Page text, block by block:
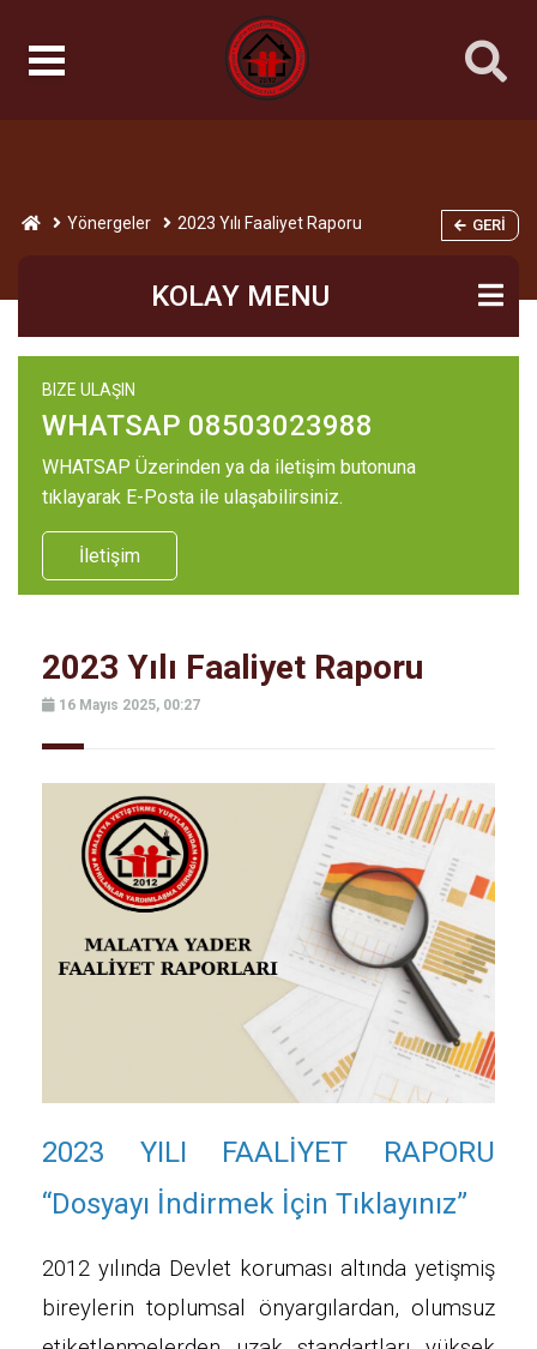
Yönergeler 2023 Yılı Faaliyet Raporu GERI
KOLAY MENU
BIZE ULAŞIN
WHATSAP 08503023988
WHATSAP Üzerinden ya da iletişim butonuna
tıklayarak E-Posta ile ulaşabilirsiniz.
İletişim
2023 Yılı Faaliyet Raporu
16 Mayıs 2025, 00:27
2023 YILI FAALİYET RAPORU
“Dosyayı İndirmek İçin Tıklayınız”
2012 yılında Devlet koruması altında yetişmiş
bireylerin toplumsal önyargılardan, olumsuz